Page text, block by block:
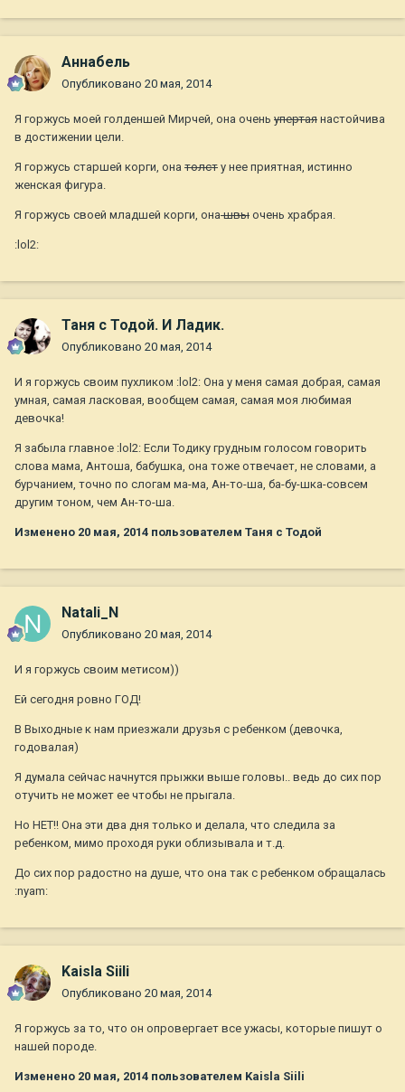
Aннaбель
Опубликовано 20 мая, 2014
Я горжусь моей голденшей Мирчей, она очень упертая настойчива
в достижении цели.
Я горжусь старшей корги, она толст у нее приятная, истинно
женская фигура.
Я горжусь своей младшей корги, онашвы очень храбрая.
:lol2:
Таня с Тодой. И Ладик.
Опубликовано 20 мая, 2014
И я горжусь своим пухликом :lol2: Она у меня самая добрая, самая
умная, самая ласковая, вообщем самая, самая моя любимая
девочка!
Я забыла главное :lol2: Если Тодику грудным голосом говорить
слова мама, Антоша, бабушка, она тоже отвечает, не словами, а
бурчанием, точно по слогам ма-ма, Ан-то-ша, ба-бу-шка-совсем
другим тоном, чем Ан-то-ша.
Изменено 20 мая, 2014 пользователем Таня с Тодой
Natali_N
Опубликовано 20 мая, 2014
И я горжусь своим метисом))
Ей сегодня ровно ГОД!
В Выходные к нам приезжали друзья с ребенком (девочка,
годовалая)
Я думала сейчас начнутся прыжки выше головы.. ведь до сих пор
отучить не может ее чтобы не прыгала.
Но НЕТ!! Она эти два дня только и делала, что следила за
ребенком, мимо проходя руки облизывала и т.д.
До сих пор радостно на душе, что она так с ребенком обращалась
:nyam:
Kaisla Siili
Опубликовано 20 мая, 2014
Я горжусь за то, что он опровергает все ужасы, которые пишут о
нашей породе.
Изменено 20 мая, 2014 пользователем Kaisla Siili